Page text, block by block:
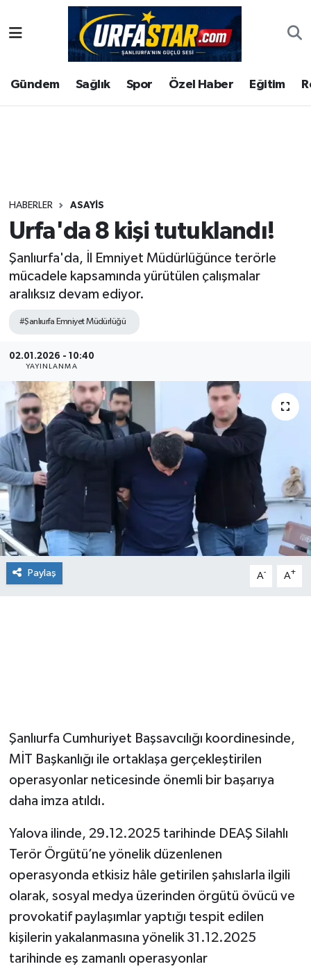
Gündem Sağlık Spor Özel Haber Eğitim
HABERLER ASAYİS
Urfa'da 8 kişi tutuklandı!
Şanlıurfa'da, İl Emniyet Müdürlüğünce terörle
mücadele kapsamında yürütülen çalışmalar
aralıksız devam ediyor.
#Şanlıurfa Emniyet Müdürlüğü
02.01.2026 - 10:40
YAYINLANMA
Paylaş A- A+
Şanlıurfa Cumhuriyet Başsavcılığı koordinesinde,
MİT Başkanlığı ile ortaklaşa gerçekleştirilen
operasyonlar neticesinde önemli bir başarıya
daha imza atıldı.
Yalova ilinde, 29.12.2025 tarihinde DEAŞ Silahlı
Terör Örgütü’ne yönelik düzenlenen
operasyonda etkisiz hâle getirilen şahıslarla ilgili
olarak, sosyal medya üzerinden örgütü övücü ve
provokatif paylaşımlar yaptığı tespit edilen
kişilerin yakalanmasına yönelik 31.12.2025
tarihinde eş zamanlı operasyonlar
ASAYİS
ÇEVRE
Gündem
Kültür
Magazin
Şanlıurfa Nöbetçi Eczaneler
Şanlıurfa Hava Durumu
Tüm Manşetler
Son Dakika Haberleri
Haber Arşivi